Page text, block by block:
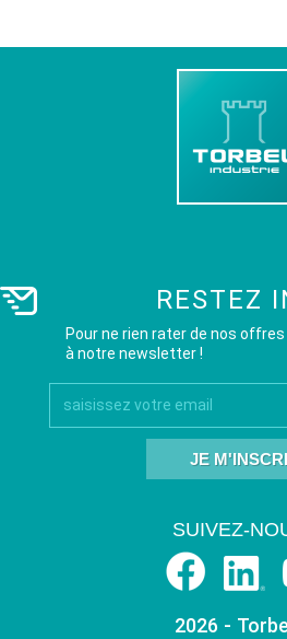
RESTEZ
Pour ne rien rater de nos
à notre newsletter !
JE
SUIVEZ-
2026 -